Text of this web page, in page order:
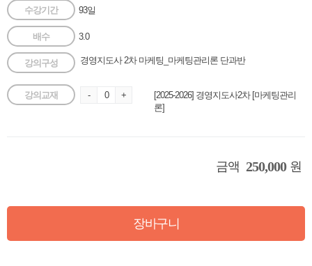
수강기간 93일
배수 3.0
강의구성 경영지도사 2차 마케팅_마케팅관리론 단과반
강의교재 - 0 +
[2025-2026] 경영지도사2차 [마케팅관리
론]
금액 250,000 원
장바구니